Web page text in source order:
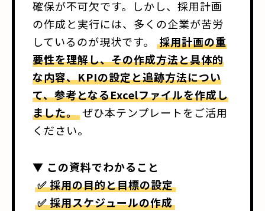
確保が不可欠です。しかし、採用計画
の作成と実行には、多くの企業が苦労
しているのが現状です。
採用計画の重
要性を理解し、その作成方法と具体的
な内容、KPIの設定と追跡方法につい
て、参考となるExcelファイルを作成し
ました。 ぜひ本テンプレートをご活用
ください。
▼ この資料でわかること
✅ 採用の目的と目標の設定
✅ 採用スケジュールの作成